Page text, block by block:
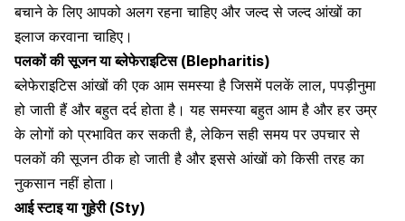
बचाने के लिए आपको अलग रहना चाहिए औरजल्द से जल्द आंखों का
इलाज करवाना चाहिए ।
पलकों की सूजन या ब्लेफेराइटिस (Blepharitis)
ब्लेफेराइटिस आंखों की एक आम समस्या है जिसमेंपलकें लाल, पपड़ीनुमा
हो जाती हैं और बहुत दर्द होता है। यह समस्या बहुत आम है और हर उम्र
के लोगों को प्रभावित कर सकती है, लेकिन सही समय पर उपचार से
पलकों की सूजन ठीक हो जाती है और इससे आंखों को किसी तरह का
नुकसान नहीं होता ।
आई स्टाइ या गुहेरी (Sty)